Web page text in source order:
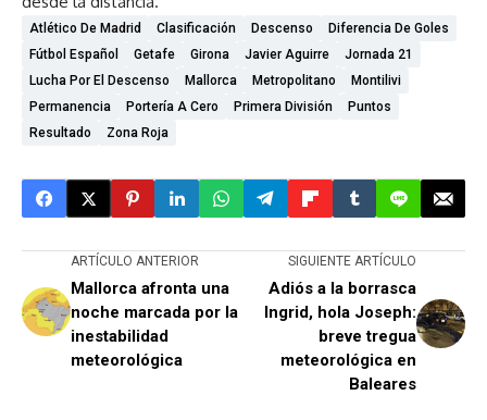
Atlético De Madrid Clasificación Descenso
Diferencia De Goles
Fútbol Español
Getafe Girona Javier Aguirre
Jornada 21
Lucha Por El Descenso
Mallorca Metropolitano
Montilivi
Permanencia
Portería A Cero Primera División
Puntos
Resultado
Zona Roja
ARTÍCULO ANTERIOR
Mallorca afronta una
noche marcada por la
inestabilidad
meteorológica
SIGUIENTE ARTÍCULO
Adiós a la borrasca
Ingrid, hola Joseph:
breve tregua
meteorológica en
Baleares